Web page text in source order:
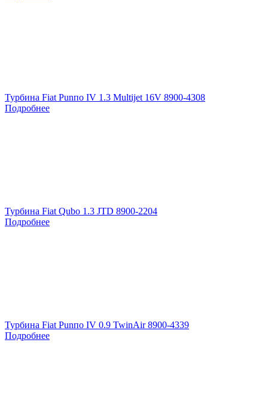
Турбина Fiat Punпо IV 1.3 Multijet 16V 8900-4308
Подробнее
Турбина Fiat Qubo 1.3 JTD 8900-2204
Подробнее
Турбина Fiat Punпо IV 0.9 TwinAir 8900-4339
Подробнее